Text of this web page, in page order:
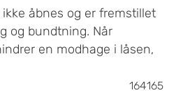
åbnes og er fremstillet
og bundtning. Når
en modhage i låsen,
40 til +85 grader.
164165